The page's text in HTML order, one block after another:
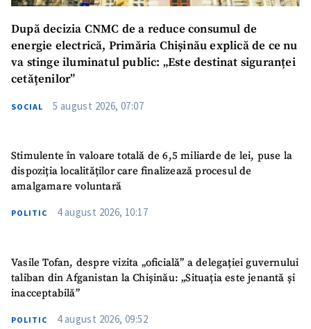
După decizia CNMC de a reduce consumul de
energie electrică, Primăria Chișinău explică de ce nu
va stinge iluminatul public: „Este destinat siguranței
cetățenilor”
SOCIAL 5 august 2026, 07:07
Stimulente în valoare totală de 6,5 miliarde de lei, puse la
dispoziția localităților care finalizează procesul de
amalgamare voluntară
POLITIC 4 august 2026, 10:17
Vasile Tofan, despre vizita „oficială” a delegației guvernului
taliban din Afganistan la Chișinău: „Situația este jenantă și
inacceptabilă”
POLITIC 4 august 2026, 09:52